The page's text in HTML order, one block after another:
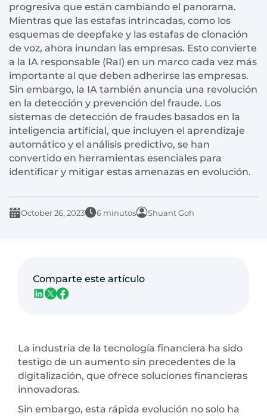
progresiva que están cambiando el panorama.
Mientras que las estafas intrincadas, como los
esquemas de deepfake y las estafas de clonación
de voz, ahora inundan las empresas. Esto convierte
a la IA responsable (RaI) en un marco cada vez más
importante al que deben adherirse las empresas.
Sin embargo, la IA también anuncia una revolución
en la detección y prevención del fraude. Los
sistemas de detección de fraudes basados en la
inteligencia artificial, que incluyen el aprendizaje
automático y el análisis predictivo, se han
convertido en herramientas esenciales para
identificar y mitigar estas amenazas en evolución.
October 26, 2023 6 minutos Shuant Goh
La industria de la tecnología financiera ha sido
testigo de un aumento sin precedentes de la
digitalización, que ofrece soluciones financieras
innovadoras.
Sin embargo, esta rápida evolución no solo ha
Comparte este artículo